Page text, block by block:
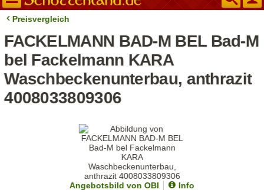
Preisvergleich
FACKELMANN BAD-M BEL Bad-M
bel Fackelmann KARA
Waschbeckenunterbau, anthrazit
4008033809306
Angebotsbild von OBI
Info